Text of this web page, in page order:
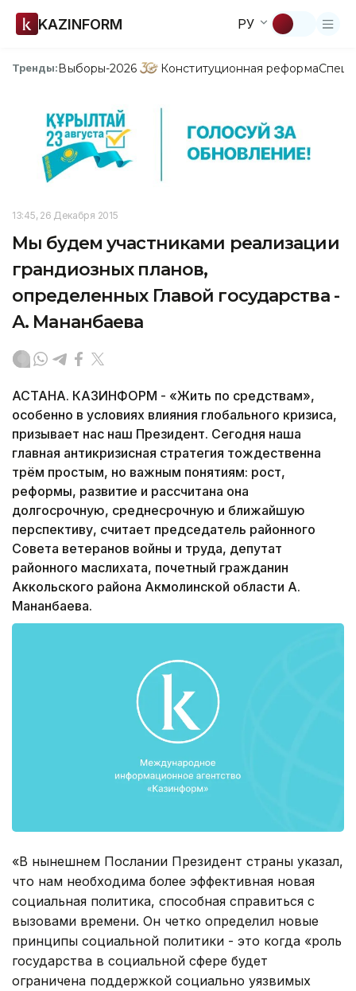
KAZINFORM РУ
Тренды:Выборы-2026 Конституционная реформа
13:45, 26 Декабря 2015
Мы будем участниками реализации
грандиозных планов,
определенных Главой государства -
А. Мананбаева
АСТАНА. КАЗИНФОРМ - «Жить по средствам»,
особенно в условиях влияния глобального кризиса,
призывает нас наш Президент. Сегодня наша
главная антикризисная стратегия тождественна
трём простым, но важным понятиям: рост,
реформы, развитие и рассчитана она
долгосрочную, среднесрочную и ближайшую
перспективу, считает председатель районного
Совета ветеранов войны и труда, депутат
районного маслихата, почетный гражданин
Аккольского района Акмолинской области А.
Мананбаева.
«В нынешнем Послании Президент страны указал,
что нам необходима более эффективная новая
социальная политика, способная справиться с
вызовами времени. Он четко определил новые
принципы социальной политики - это когда «роль
государства в социальной сфере будет
ограничена поддержкой социально уязвимых